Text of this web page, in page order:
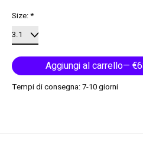
Size:*
Aggiungi al carrello —
Tempi di consegna: 7-10 giorni